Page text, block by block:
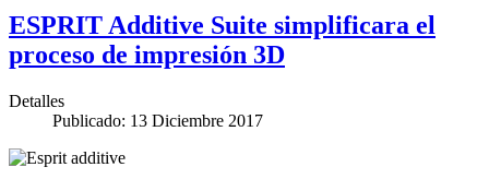
ESPRIT Additive Suite simplificara el
proceso de impresión 3D
Detalles
Publicado: 13 Diciembre 2017